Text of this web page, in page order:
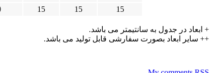
15 15 15
+ ابعاد در جدول به سانتیمتر می باشد.
++ سایر ابعاد بصورت سفارشی قابل تولید می باشد.